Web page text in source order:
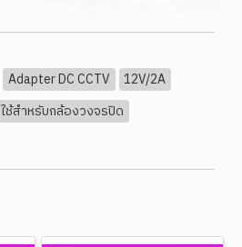
Adapter DC CCTV
12V/2A
ใช้สำหรับกล้องวงจรปิด